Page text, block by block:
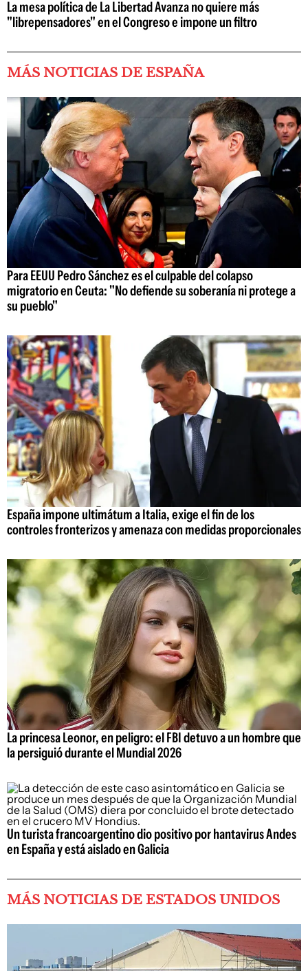
La mesa política de La Libertad Avanza no quiere más
"librepensadores" en el Congreso e impone un filtro
MÁS NOTICIAS DE ESPAÑA
Para EEUU Pedro Sánchez es el culpable del colapso
migratorio en Ceuta: "No defiende su soberanía ni protege a
su pueblo"
España impone ultimátum a Italia, exige el fin de los
controles fronterizos y amenaza con medidas proporcionales
La princesa Leonor, en peligro: el FBI detuvo a un hombre que
la persiguió durante el Mundial 2026
Un turista francoargentino dio positivo por hantavirus Andes
en España y está aislado en Galicia
MÁS NOTICIAS DE ESTADOS UNIDOS